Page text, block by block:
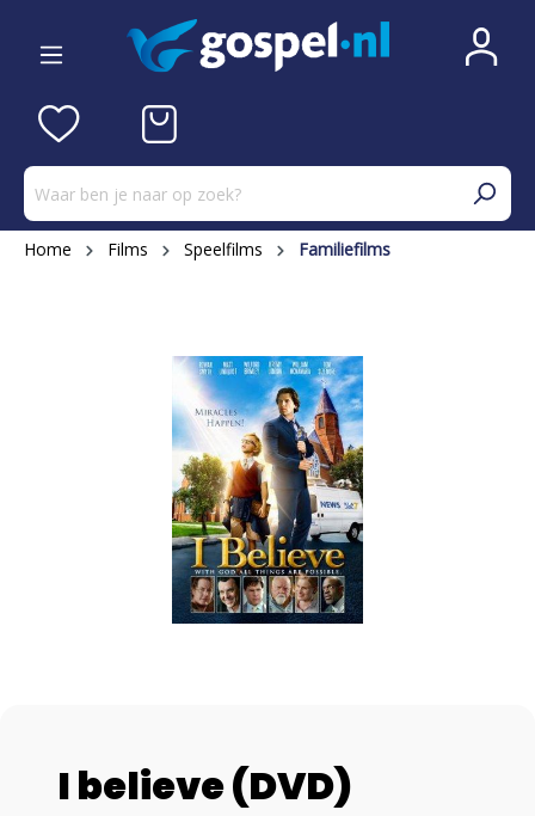
Home Films Speelfilms Familiefilms
I believe (DVD)